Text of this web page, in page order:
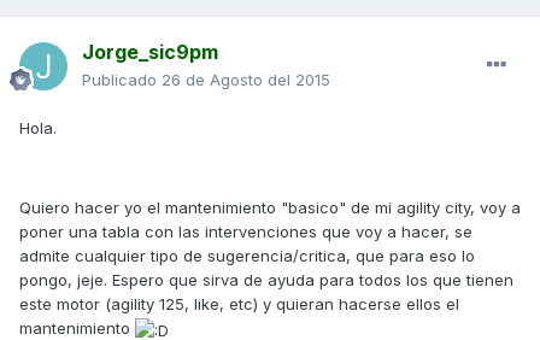
Jorge_sic9pm
Publicado 26 de Agosto del 2015
Hola.
Quiero hacer yo el mantenimiento "basico" de mi agility city, voy a
poner una tabla con las intervenciones que voy a hacer, se
admite cualquier tipo de sugerencia/critica, que para eso lo
pongo, jeje. Espero que sirva de ayuda para todos los que tienen
este motor (agility 125, like, etc) y quieran hacerse ellos el
mantenimiento